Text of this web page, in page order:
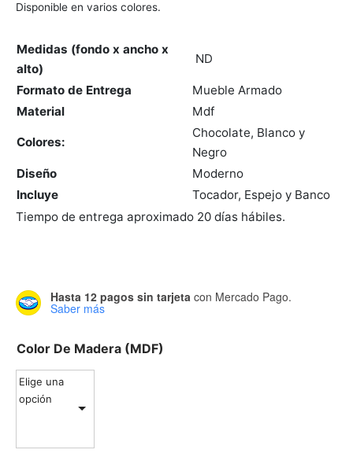
Disponible en varios colores.
Medidas (fondo x ancho x
alto)
ND
Formato de Entrega
Mueble Armado
Material
Mdf
Colores:
Chocolate, Blanco y
Negro
Diseño
Moderno
Incluye
Tocador, Espejo y Banco
Tiempo de entrega aproximado 20 días hábiles.
Hasta 12 pagos sin tarjeta con Mercado Pago.
Saber más
Color De Madera (MDF)
Elige una
opción
Muebles de Tv